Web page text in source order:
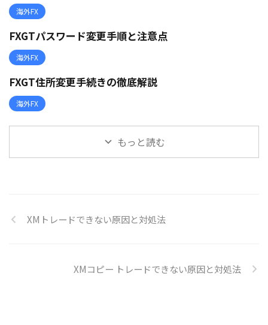
海外FX
FXGTパスワード変更手順と注意点
海外FX
FXGT住所変更手続きの徹底解説
海外FX
もっと読む
XMトレードできない原因と対処法
XMコピー トレードできない原因と対処法